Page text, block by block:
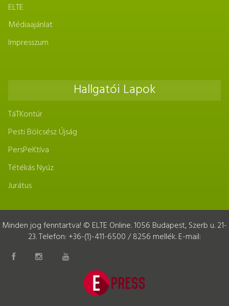
ELTE
Médiaajánlat
Impresszum
Hallgatói Lapok
TáTKontúr
Pesti Bölcsész Újság
PersPeKtíva
Tétékás Nyúz
Jurátus
Minden jog fenntartva! © ELTE Online. 1056 Budapest, Szerb u. 21-
23. Telefon: +36-(1)-411-6500 / 8256 mellék. E-mail: